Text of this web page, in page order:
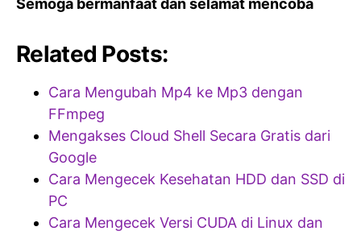
Semoga bermanfaat dan selamat mencoba
Related Posts:
Cara Mengubah Mp4 ke Mp3 dengan
FFmpeg
Mengakses Cloud Shell Secara Gratis dari
Google
Cara Mengecek Kesehatan HDD dan SSD di
PC
Cara Mengecek Versi CUDA di Linux dan